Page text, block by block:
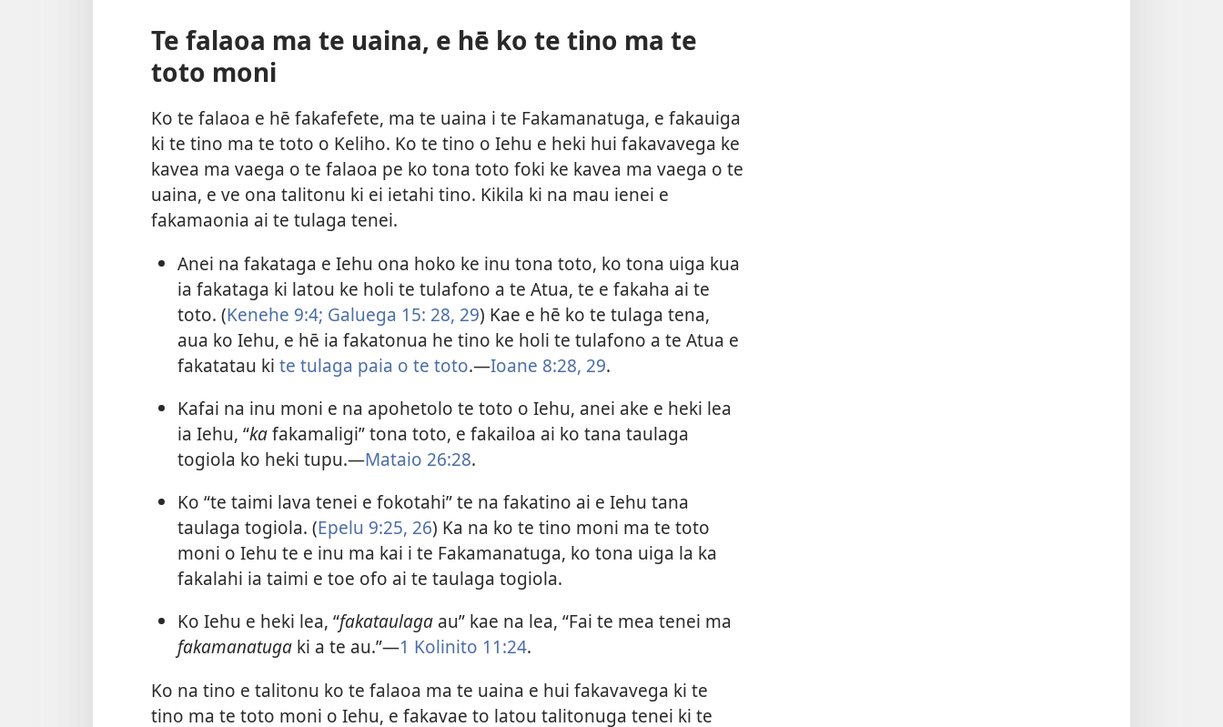
Te falaoa ma te uaina, e hē ko te tino ma te
toto moni
Ko te falaoa e hē fakafefete, ma te uaina i te Fakamanatuga, e fakauiga
ki te tino ma te toto o Keliho. Ko te tino o Iehu e heki hui fakavavega ke
kavea ma vaega o te falaoa pe ko tona toto foki ke kavea ma vaega o te
uaina, e ve ona talitonu ki ei ietahi tino. Kikila ki na mau ienei e
fakamaonia ai te tulaga tenei.
Anei na fakataga e Iehu ona hoko ke inu tona toto, ko tona uiga kua
ia fakataga ki latou ke holi te tulafono a te Atua, te e fakaha ai te
toto. (Kenehe 9:4; Galuega 15: 28, 29) Kae e hē ko te tulaga tena,
aua ko Iehu, e hē ia fakatonua he tino ke holi te tulafono a te Atua e
fakatatau ki te tulaga paia o te toto.​—Ioane 8:​28, 29.
Kafai na inu moni e na apohetolo te toto o Iehu, anei ake e heki lea
ia Iehu, “kafakamaligi” tona toto, e fakailoa ai ko tana taulaga
togiola ko heki tupu.​—Mataio 26:28.
Ko “te taimi lava tenei e fokotahi” te na fakatino ai e Iehu tana
taulaga togiola. (Epelu 9:​25, 26) Ka na ko te tino moni ma te toto
moni o Iehu te e inu ma kai i te Fakamanatuga, ko tona uiga la ka
fakalahi ia taimi e toe ofo ai te taulaga togiola.
Ko Iehu e heki lea, “fakataulagaau” kae na lea, “Fai te mea tenei ma
fakamanatugaki a te au.”​—1 Kolinito 11:24.
Ko na tino e talitonu ko te falaoa ma te uaina e hui fakavavega ki te
tino ma te toto moni o Iehu, e fakavae to latou talitonuga tenei ki te